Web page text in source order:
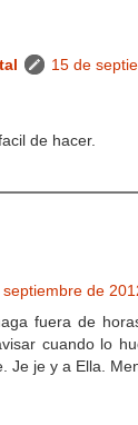
15 de
de hacer.
septiembre de
fuera de
cuando lo
Je je y a Ella.